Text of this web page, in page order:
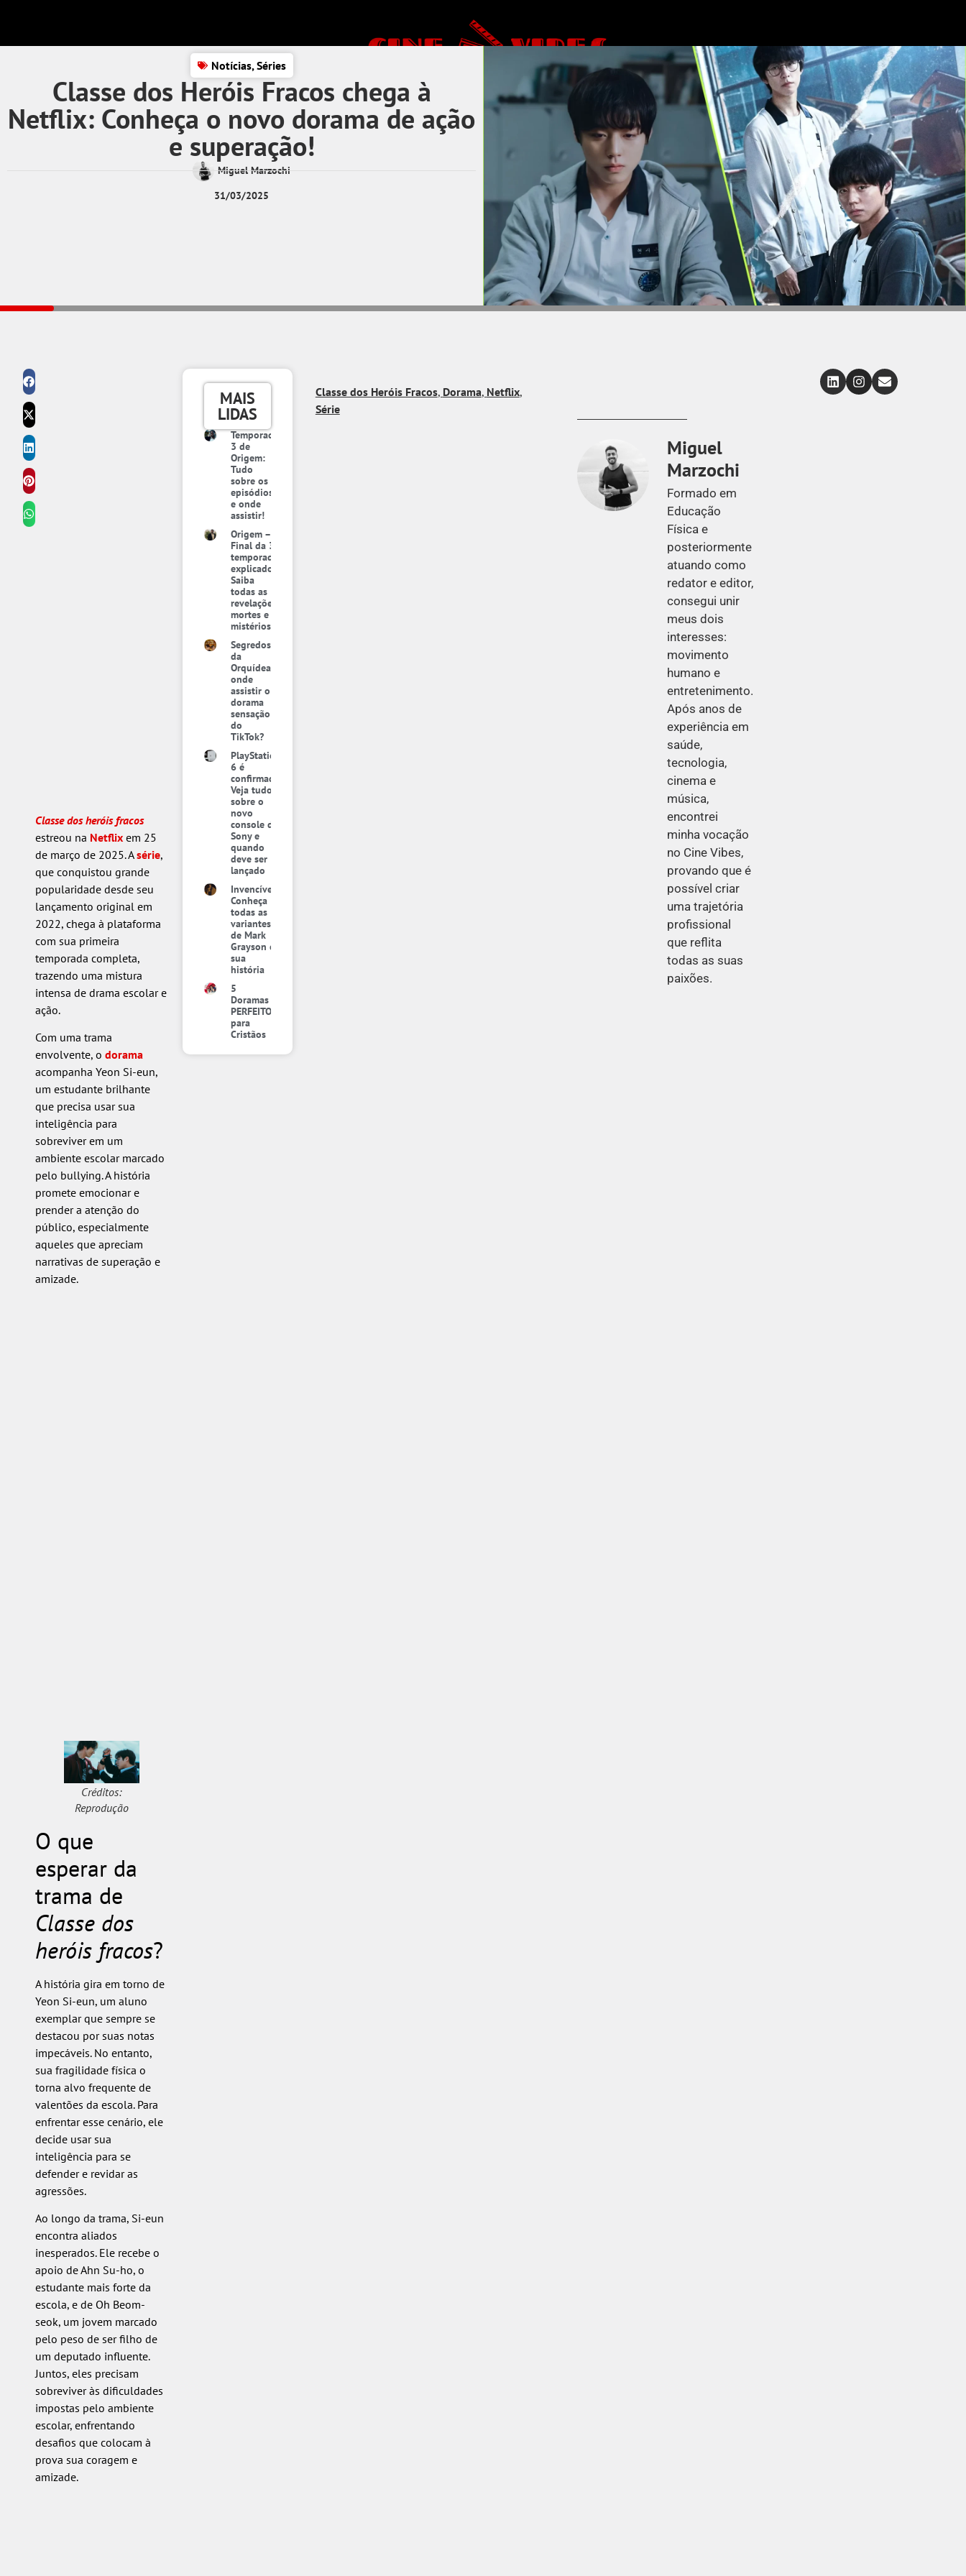
Notícias,Séries
Classe dos Heróis Fracos chega à
Netflix: Conheça o novo dorama de ação
e superação!
Miguel Marzochi
31/03/2025
Classe dos heróis fracos
estreou na Netflixem 25
de março de 2025. Asérie,
que conquistou grande
popularidade desde seu
lançamento original em
2022, chega à plataforma
com sua primeira
temporada completa,
trazendo uma mistura
intensa de drama escolar e
ação.
Com uma trama
envolvente, o dorama
acompanha Yeon Si-eun,
um estudante brilhante
que precisa usar sua
inteligência para
sobreviver em um
ambiente escolar marcado
pelo bullying. A história
promete emocionar e
prender a atenção do
público, especialmente
aqueles que apreciam
narrativas de superação e
amizade.
Créditos:
Reprodução
O que
esperar da
trama de
Classe dos
heróis fracos?
A história gira em torno de
Yeon Si-eun, um aluno
exemplar que sempre se
destacou por suas notas
impecáveis. No entanto,
sua fragilidade física o
torna alvo frequente de
valentões da escola. Para
enfrentar esse cenário, ele
decide usar sua
inteligência para se
defender e revidar as
agressões.
Ao longo da trama, Si-eun
encontra aliados
inesperados. Ele recebe o
apoio de Ahn Su-ho, o
estudante mais forte da
escola, e de Oh Beom-
seok, um jovem marcado
pelo peso de ser filho de
um deputado influente.
Juntos, eles precisam
sobreviver às dificuldades
impostas pelo ambiente
escolar, enfrentando
desafios que colocam à
prova sua coragem e
amizade.
MAIS
LIDAS
Temporada
3 de
Origem:
Tudo
sobre os
episódios
e onde
assistir!
Origem –
Final da 3ª
temporada
explicado:
Saiba
todas as
revelações,
mortes e
mistérios
Segredos
da
Orquídea:
onde
assistir o
dorama
sensação
do
TikTok?
PlayStation
6 é
confirmado:
Veja tudo
sobre o
novo
console da
Sony e
quando
deve ser
lançado
Invencível:
Conheça
todas as
variantes
de Mark
Grayson e
sua
história
5
Doramas
PERFEITOS
para
Cristãos
Classe dos Heróis Fracos, Dorama, Netflix,
Série
Miguel
Marzochi
Formado em
Educação
Física e
posteriormente
atuando como
redator e editor,
consegui unir
meus dois
interesses:
movimento
humano e
entretenimento.
Após anos de
experiência em
saúde,
tecnologia,
cinema e
música,
encontrei
minha vocação
no Cine Vibes,
provando que é
possível criar
uma trajetória
profissional
que reflita
todas as suas
paixões.